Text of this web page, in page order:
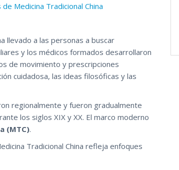
Medicina Tradicional China
llevado a las personas a buscar
y los médicos formados desarrollaron
de movimiento y prescripciones
cuidadosa, las ideas filosóficas y las
regionalmente y fueron gradualmente
los siglos XIX y XX. El marco moderno
(MTC).
Tradicional China refleja enfoques